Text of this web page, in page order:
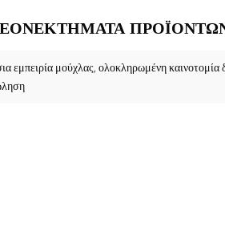
εμπειρία μούχλας, ολοκληρωμένη καινοτομία